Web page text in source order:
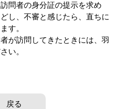
問者の身分証の提示を求め
し、不審と感じたら、直ちに
す。
が訪問してきたときには、羽
い。
戻る